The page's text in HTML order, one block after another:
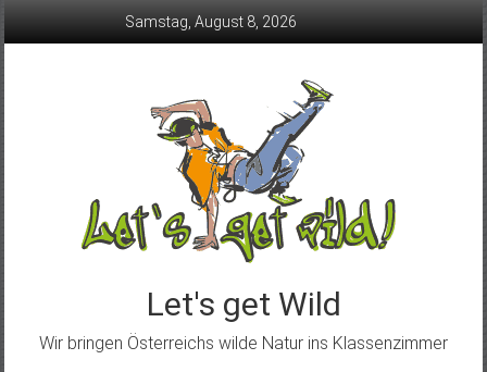
Samstag, August 8, 2026
Let's get Wild
Wir bringen Österreichs wilde Natur ins Klassenzimmer